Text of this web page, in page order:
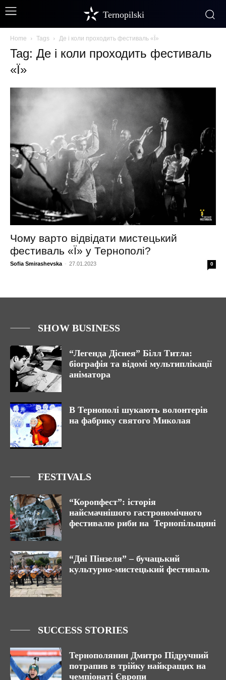
Ternopilski
Home Tags Де і коли проходить фестиваль «Ї»
Tag: Де і коли проходить фестиваль
«Ї»
Чому варто відвідати мистецький
фестиваль «Ї» у Тернополі?
Sofia Smirashevska - 27.01.2023 0
SHOW BUSINESS
“Легенда Діснея” Білл Титла:
біографія та відомі мультиплікації
аніматора
В Тернополі шукають волонтерів
на фабрику святого Миколая
FESTIVALS
“Коропфест”: історія
найсмачнішого гастрономічного
фестивалю риби на Тернопільщині
“Дні Пінзеля” – бучацький
культурно-мистецький фестиваль
SUCCESS STORIES
Тернополянин Дмитро Підручний
потрапив в трійку найкращих на
чемпіонаті Європи